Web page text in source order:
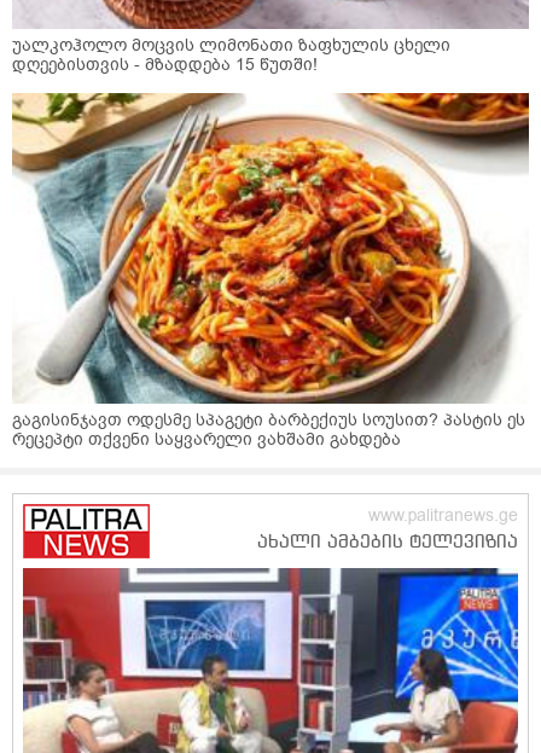
უალკოჰოლო მოცვის ლიმონათი ზაფხულის ცხელი
დღეებისთვის - მზადდება 15 წუთში!
გაგისინჯავთ ოდესმე სპაგეტი ბარბექიუს სოუსით? პასტის ეს
რეცეპტი თქვენი საყვარელი ვახშამი გახდება